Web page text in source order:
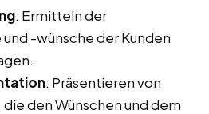
: Ermitteln der
-wünsche der Kunden
: Präsentieren von
den Wünschen und dem